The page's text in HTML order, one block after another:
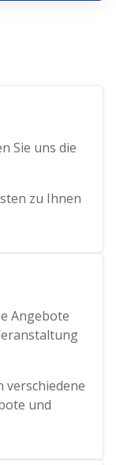
Sie uns die
zu Ihnen
Angebote
verschiedene
und